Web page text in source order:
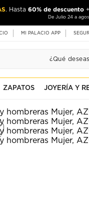
. Hasta 60% de descuento +
De Julio 24 a
MI PALACIO APP
ZAPATOS JOYERÍA Y